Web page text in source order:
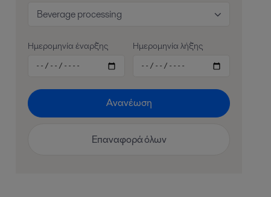
Beverage processing
Ημερομηνία έναρξης Ημερομηνία λήξης
Ανανέωση
Επαναφορά όλων